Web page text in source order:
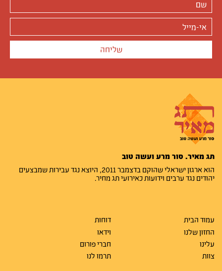
תג מאיר. סור מרע ועשה טוב
הוא ארגון ישראלי שהוקם בדצמבר 2011, היוצא נגד עבירות שמבצעים
יהודים נגד ערבים וידועות כאירועי תג מחיר.
עמוד הבית
החזון שלנו
עלינו
צוות
דוחות
וידאו
חברי פורום
תרמו לנו